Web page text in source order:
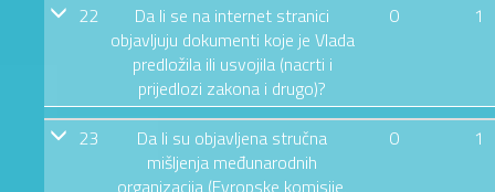
22
Da li se na internet stranici
objavljuju dokumenti koje je Vlada
predložila ili usvojila (nacrti i
prijedlozi zakona i drugo)?
0 1
23
Da li su objavljena stručna
mišljenja međunarodnih
organizacija (Evropske komisije,
0 1